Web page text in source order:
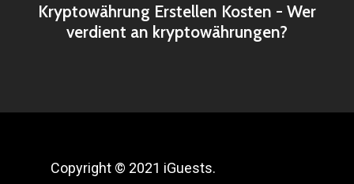
Kryptowährung Erstellen Kosten - Wer
verdient an kryptowährungen?
Copyright © 2021 iGuests.